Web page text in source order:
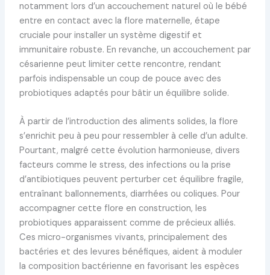
notamment lors d’un accouchement naturel où le bébé
entre en contact avec la flore maternelle, étape
cruciale pour installer un système digestif et
immunitaire robuste. En revanche, un accouchement par
césarienne peut limiter cette rencontre, rendant
parfois indispensable un coup de pouce avec des
probiotiques adaptés pour bâtir un équilibre solide.
À partir de l’introduction des aliments solides, la flore
s’enrichit peu à peu pour ressembler à celle d’un adulte.
Pourtant, malgré cette évolution harmonieuse, divers
facteurs comme le stress, des infections ou la prise
d’antibiotiques peuvent perturber cet équilibre fragile,
entraînant ballonnements, diarrhées ou coliques. Pour
accompagner cette flore en construction, les
probiotiques apparaissent comme de précieux alliés.
Ces micro-organismes vivants, principalement des
bactéries et des levures bénéfiques, aident à moduler
la composition bactérienne en favorisant les espèces